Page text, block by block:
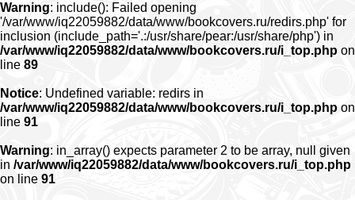
Warning: include(): Failed opening
'/var/www/iq22059882/data/www/bookcovers.ru/redirs.php' for
inclusion (include_path='.:/usr/share/pear:/usr/share/php') in
/var/www/iq22059882/data/www/bookcovers.ru/i_top.php on
line 89
Notice: Undefined variable: redirs in
/var/www/iq22059882/data/www/bookcovers.ru/i_top.php on
line 91
Warning: in_array() expects parameter 2 to be array, null given
in /var/www/iq22059882/data/www/bookcovers.ru/i_top.php
on line 91